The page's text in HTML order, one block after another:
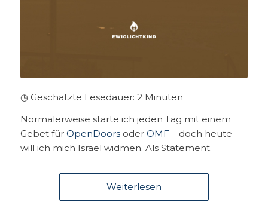
◷ Geschätzte Lesedauer: 2 Minuten
Normalerweise starte ich jeden Tag mit einem
Gebet für OpenDoorsoder OMF – doch heute
will ich mich Israel widmen. Als Statement.
Weiterlesen